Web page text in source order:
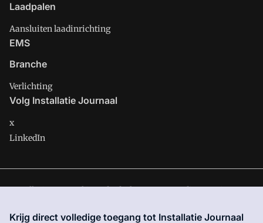
Laadpalen
Aansluiten laadinrichting
EMS
Branche
Verlichting
Volg Installatie Journaal
x
LinkedIn
Installatie Journaal is onderdeel van VMN media. Lees inons
site zijn de volgende regelingen van toepassing:Algemene
Krijg direct volledige toegang tot Installatie Journaal